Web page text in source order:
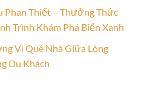
Phan Thiết – Thưởng Thức
Trình Khám Phá Biển Xanh
Vị Quê Nhà Giữa Lòng
Du Khách